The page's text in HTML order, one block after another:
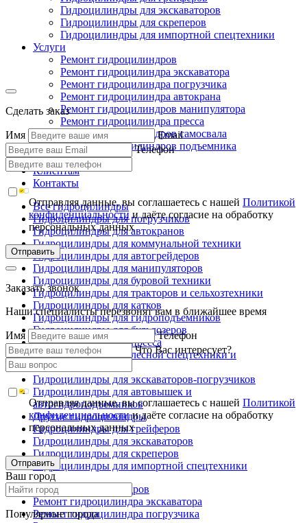
Гидроцилиндры для экскаваторов
Гидроцилиндры для скреперов
Гидроцилиндры для импортной спецтехники
Услуги
Ремонт гидроцилиндров
Ремонт гидроцилиндра экскаватора
Ремонт гидроцилиндра погрузчика
Ремонт гидроцилиндра автокрана
Ремонт гидроцилиндров манипулятора
Ремонт гидроцилиндра пресса
Ремонт гидроцилиндров самосвала
Ремонт гидроцилиндров подъемника
Производство
Клиентам
Контакты
Все гидроцилиндры
Гидроцилиндры для погрузчиков
Гидроцилиндры для автокранов
Гидроцилиндры для коммунальной техники
Гидроцилиндры для автогрейдеров
Гидроцилиндры для манипуляторов
Гидроцилиндры для буровой техники
Гидроцилиндры для тракторов и сельхозтехники
Гидроцилиндры для катков
Гидроцилиндры для гидроподъемников
Гидроцилиндры для бульдозеров
Гидроцилиндры для пресса
Гидроцилиндры для лесной спецтехники и
металловозов
Гидроцилиндры для экскаваторов-погрузчиков
Гидроцилиндры для автовышек и
автогидроподъемников
Другие гидроцилиндры
Гидроцилиндры для грейферов
Гидроцилиндры для экскаваторов
Гидроцилиндры для скреперов
Гидроцилиндры для импортной спецтехники
Ремонт гидроцилиндров
Ремонт гидроцилиндра экскаватора
Ремонт гидроцилиндра погрузчика
Сделать заказ
Имя
Email
Телефон
Отправляя данные, вы соглашаетесь с нашейПолитикой
конфиденциальностии даёте согласие на обработку
персональных данных
Отправить
Заказать звонок
Наши специалисты перезвонят вам в ближайшее время
Имя
Телефон
Что Вас интересует?
Отправляя данные, вы соглашаетесь с нашейПолитикой
конфиденциальностии даёте согласие на обработку
персональных данных
Отправить
Ваш город
Популярные города